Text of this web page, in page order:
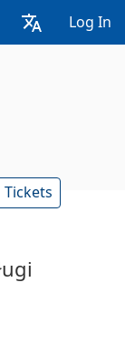
Log In
Tickets